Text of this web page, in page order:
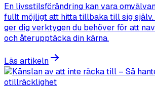
En livsstilsförändring kan vara
fullt möjligt att hitta tillbaka till sig själv.
ger dig verktygen du behöver för att
och återupptäcka din kärna.
Läs artikeln